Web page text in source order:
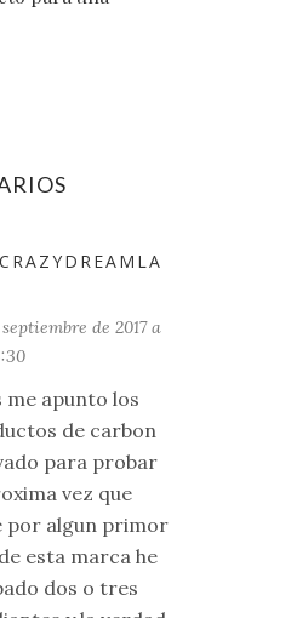
septiembre de 2017 a
me apunto los
de carbon
para probar
vez que
por algun primor
esta marca he
dos o tres